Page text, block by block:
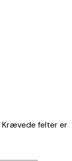
Krævede felter er